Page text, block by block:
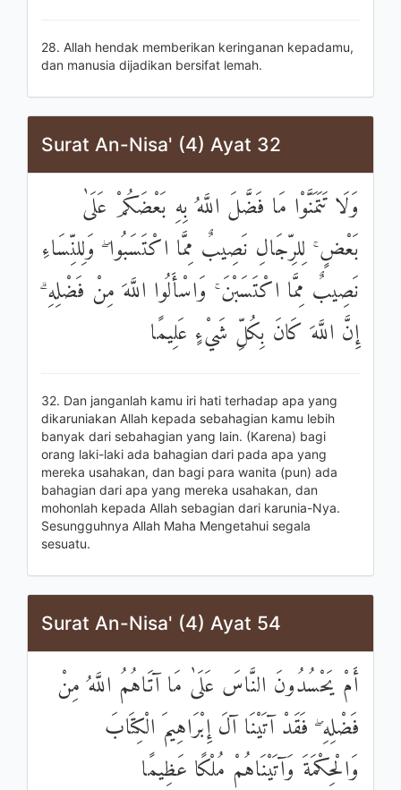
28. Allah hendak memberikan keringanan kepadamu,
dan manusia dijadikan bersifat lemah.
Surat An-Nisa' (4) Ayat 32
وَلَا تَتَمَنَّوْا مَا فَضَّلَ اللَّهُ بِهِ بَعْضَكُمْ عَلَىٰ
بَعْضٍ ۚ لِلرِّجَالِ نَصِيبٌ مِمَّا اكْتَسَبُوا ۖ وَلِلنِّسَاءِ
نَصِيبٌ مِمَّا اكْتَسَبْنَ ۚ وَاسْأَلُوا اللَّهَ مِنْ فَضْلِهِ ۗ
إِنَّ اللَّهَ كَانَ بِكُلِّ شَيْءٍ عَلِيمًا
32. Dan janganlah kamu iri hati terhadap apa yang
dikaruniakan Allah kepada sebahagian kamu lebih
banyak dari sebahagian yang lain. (Karena) bagi
orang laki-laki ada bahagian dari pada apa yang
mereka usahakan, dan bagi para wanita (pun) ada
bahagian dari apa yang mereka usahakan, dan
mohonlah kepada Allah sebagian dari karunia-Nya.
Sesungguhnya Allah Maha Mengetahui segala
sesuatu.
Surat An-Nisa' (4) Ayat 54
أَمْ يَحْسُدُونَ النَّاسَ عَلَىٰ مَا آتَاهُمُ اللَّهُ مِنْ
فَضْلِهِ ۖ فَقَدْ آتَيْنَا آلَ إِبْرَاهِيمَ الْكِتَابَ
وَالْحِكْمَةَ وَآتَيْنَاهُمْ مُلْكًا عَظِيمًا